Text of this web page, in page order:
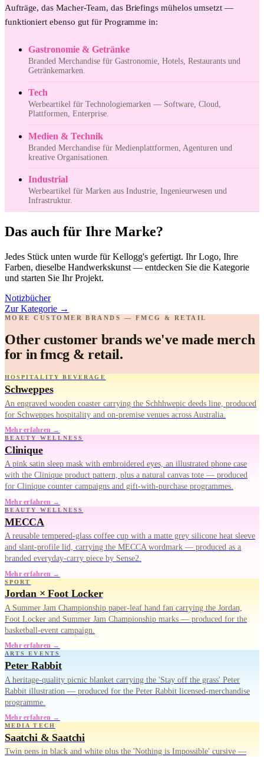
Aufträge, das Macher-Team, das Briefings mühelos umsetzt —
funktioniert ebenso gut für Programme in:
Gastronomie & Getränke
Branded Merchandise für Gastronomie, Hotels, Restaurants und
Getränkemarken.
Tech
Werbeartikel für Technologiemarken — Software, Cloud,
Plattformen, Enterprise.
Medien & Technik
Branded Merchandise für Medienplattformen, Agenturen und
kreative Organisationen.
Industrial
Werbeartikel für Marken aus Industrie, Ingenieurwesen und
Infrastruktur.
Das auch für Ihre Marke?
Jedes Stück unten wurde für Kellogg's gefertigt. Ihr Logo, Ihre
Farben, dieselbe Handwerkskunst — entdecken Sie die Kategorie
und starten Sie Ihr Projekt.
Notizbücher
Zur Kategorie →
MORE CUSTOMER BRANDS — FMCG & RETAIL
Other customer brands we've made merch
for in fmcg & retail.
HOSPITALITY BEVERAGE
Schweppes
An engraved wooden coaster carrying the Schhhwepic deeds line, produced
for Schweppes hospitality and on-premise venues across Australia.
Mehr erfahren →
BEAUTY WELLNESS
Clinique
A pink satin sleep mask with embroidered eyes, an illustrated phone case
with the Clinique product pattern, plus a natural canvas tote — produced
for Clinique counter campaigns and gift-with-purchase programmes.
Mehr erfahren →
BEAUTY WELLNESS
MECCA
A reusable tempered-glass coffee cup with a matte grey silicone heat sleeve
and slant-profile lid, carrying the MECCA wordmark — produced as a
branded everyday-carry piece by Sense2.
Mehr erfahren →
SPORT
Jordan × Foot Locker
A Summer Jam Championship paper-leaf hand fan carrying the Jordan,
Foot Locker and Summer Jam Championship marks — produced for the
basketball-event campaign.
Mehr erfahren →
ARTS EVENTS
Peter Rabbit
A heritage-quality picnic blanket carrying the 'Stay off the grass' Peter
Rabbit illustration — produced for the Peter Rabbit licensed-merchandise
programme.
Mehr erfahren →
MEDIA TECH
Saatchi & Saatchi
Twin pens in black and white plus the 'Nothing is Impossible' cursive —